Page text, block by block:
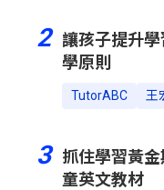
2
讓孩子提升
學原則
TutorABC 王
3
抓住學習黃
童英文教材